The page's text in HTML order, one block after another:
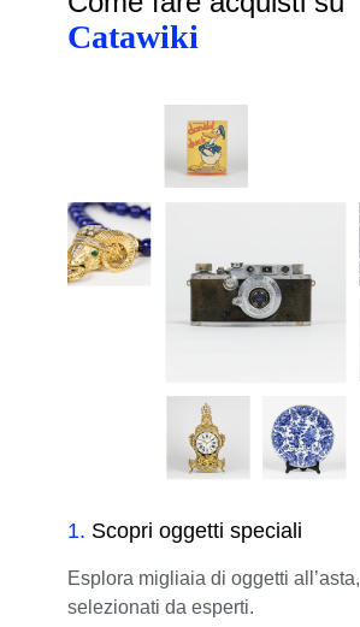
Catawiki
1. Scopri oggetti speciali
Esplora migliaia di oggetti all’asta,
selezionati da esperti.